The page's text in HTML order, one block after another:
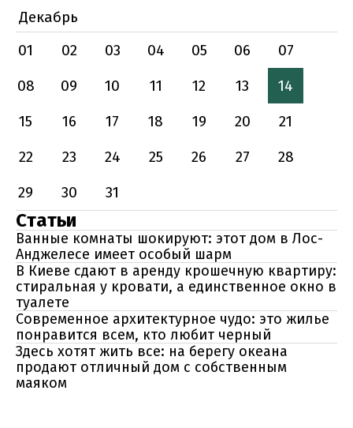
Декабрь
01
02 03 04 05 06
07
08
09 10 11 12 13
14
15
16 17 18 19 20
21
22
23 24 25 26 27
28
29
30 31
Статьи
Ванные комнаты шокируют: этот дом в Лос-
Анджелесе имеет особый шарм
В Киеве сдают в аренду крошечную квартиру:
стиральная у кровати, а единственное окно в
туалете
Современное архитектурное чудо: это жилье
понравится всем, кто любит черный
Здесь хотят жить все: на берегу океана
продают отличный дом с собственным
маяком